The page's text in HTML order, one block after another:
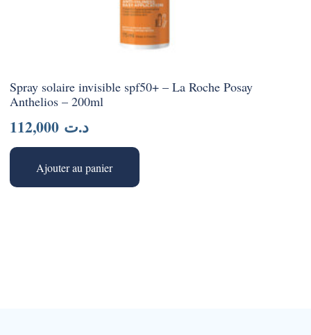
Spray solaire invisible spf50+ – La Roche Posay
Anthelios – 200ml
د.ت 112,000
Ajouter au panier